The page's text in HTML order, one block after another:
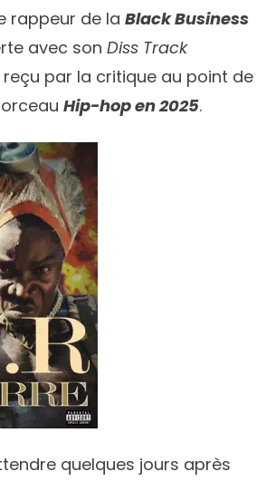
rappeur de la Black Business
avec son Diss Track
reçu par la critique au point de
Hip-hop en 2025.
quelques jours après